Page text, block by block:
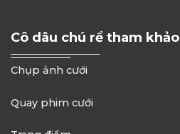
Cô dâu chú rể tham khảo
Chụp ảnh cưới
Quay phim cưới